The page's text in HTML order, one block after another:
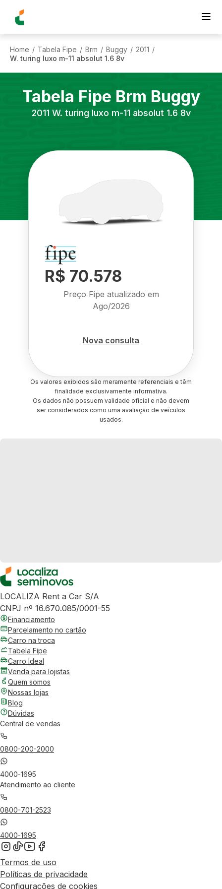
Home / Tabela Fipe / Brm / Buggy / 2011 /
W. turing luxo m-11 absolut 1.6 8v
Tabela Fipe Brm Buggy
2011 W. turing luxo m-11 absolut 1.6 8v
R$ 70.578
Preço Fipe atualizado em
Ago/2026
Nova consulta
Os valores exibidos são meramente referenciais e têm
finalidade exclusivamente informativa.
Os dados não possuem validade oficial e não devem
ser considerados como uma avaliação de veículos
usados.
LOCALIZA Rent a Car S/A
CNPJ nº 16.670.085/0001-55
Financiamento
Parcelamento no cartão
Carro na troca
Tabela Fipe
Carro Ideal
Venda para lojistas
Quem somos
Nossas lojas
Blog
Dúvidas
Central de vendas
0800-200-2000
4000-1695
Atendimento ao cliente
0800-701-2523
4000-1695
Termos de uso
Políticas de privacidade
Configurações de cookies